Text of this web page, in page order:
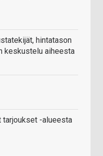
hintatason
keskustelu aiheesta
tarjoukset -alueesta